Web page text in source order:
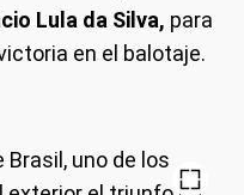
Lula da Silva, para
en el balotaje.